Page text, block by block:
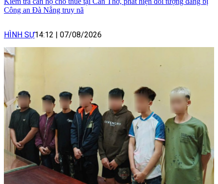
Công an Đà Nẵng truy nã
HÌNH SỰ14:12 07/08/2026